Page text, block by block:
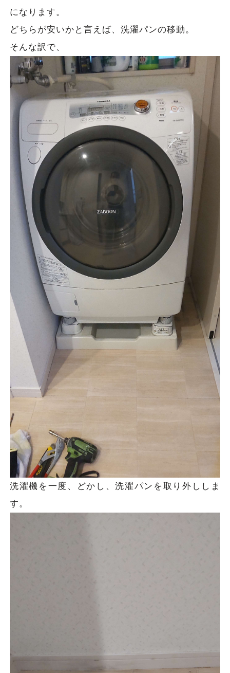
になります。
どちらが安いかと言えば、洗濯パンの移動。
そんな訳で、
洗濯機を一度、どかし、洗濯パンを取り外ししま
す。